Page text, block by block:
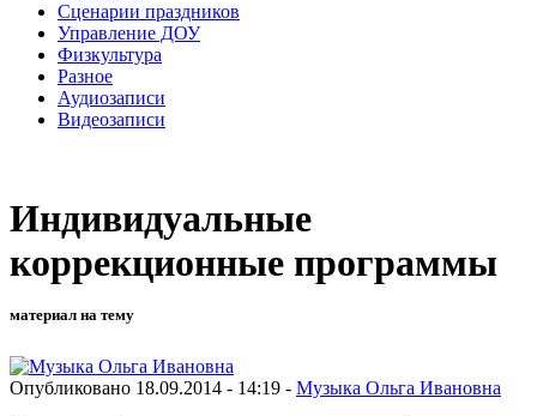
Сценарии праздников
Управление ДОУ
Физкультура
Разное
Аудиозаписи
Видеозаписи
Индивидуальные
коррекционные программы
материал на тему
Опубликовано 18.09.2014 - 14:19 - Музыка Ольга Ивановна